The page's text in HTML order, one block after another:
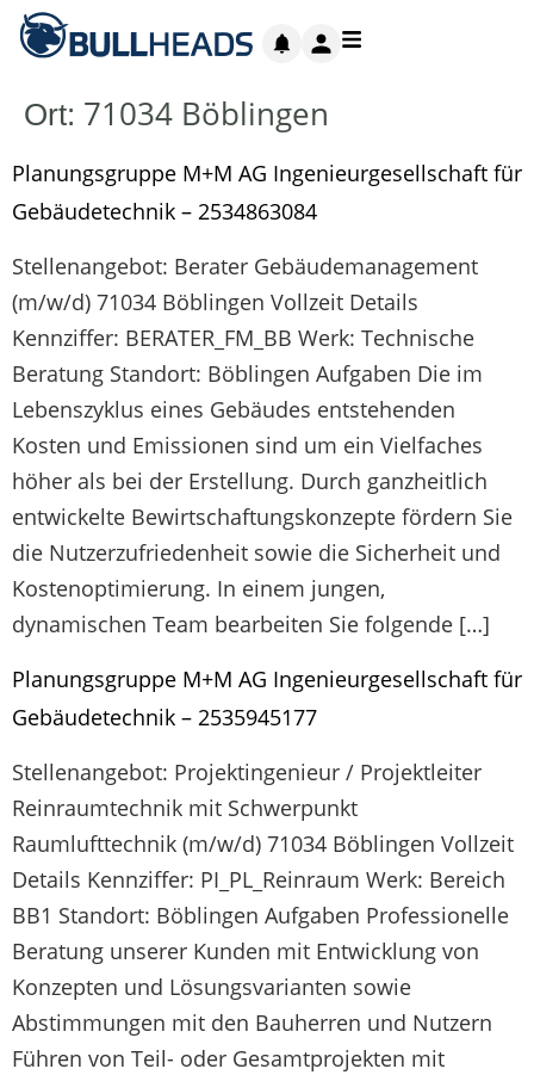
Ort: 71034 Böblingen
Planungsgruppe M+M AG Ingenieurgesellschaft für
Gebäudetechnik – 2534863084
Stellenangebot: Berater Gebäudemanagement
(m/w/d) 71034 Böblingen Vollzeit Details
Kennziffer: BERATER_FM_BB Werk: Technische
Beratung Standort: Böblingen Aufgaben Die im
Lebenszyklus eines Gebäudes entstehenden
Kosten und Emissionen sind um ein Vielfaches
höher als bei der Erstellung. Durch ganzheitlich
entwickelte Bewirtschaftungskonzepte fördern Sie
die Nutzerzufriedenheit sowie die Sicherheit und
Kostenoptimierung. In einem jungen,
dynamischen Team bearbeiten Sie folgende […]
Planungsgruppe M+M AG Ingenieurgesellschaft für
Gebäudetechnik – 2535945177
Stellenangebot: Projektingenieur / Projektleiter
Reinraumtechnik mit Schwerpunkt
Raumlufttechnik (m/w/d) 71034 Böblingen Vollzeit
Details Kennziffer: PI_PL_Reinraum Werk: Bereich
BB1 Standort: Böblingen Aufgaben Professionelle
Beratung unserer Kunden mit Entwicklung von
Konzepten und Lösungsvarianten sowie
Abstimmungen mit den Bauherren und Nutzern
Führen von Teil- oder Gesamtprojekten mit